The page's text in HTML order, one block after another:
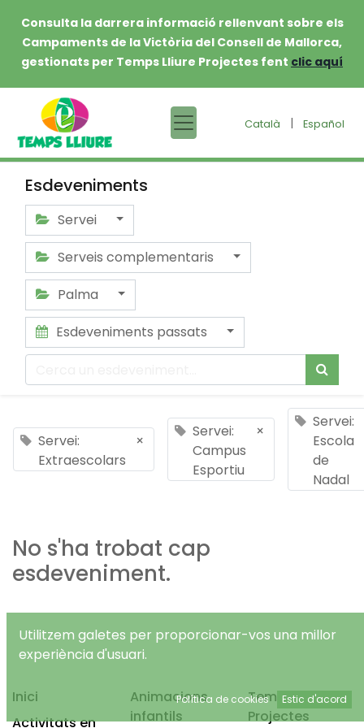
Consulta la darrera informació rellenvant sobre els
Campaments de la Victòria del Consell de Mallorca,
gestionats per Temps Lliure Projectes fent clic aquí
Català | Español
Esdeveniments
Servei
Serveis complementaris
Palma
Esdeveniments passats
Servei:
Extraescolars
×
Servei:
Campus
Esportiu
×
Servei:
Escola
de
Nadal
No s'ha trobat cap
esdeveniment.
Inici
Activitats en
Animacions
infantils
Temps Lliure
Projectes
Utilitzem galetes per proporcionar-vos una millor
experiència d'usuari.
Política de cookies Estic d'acord